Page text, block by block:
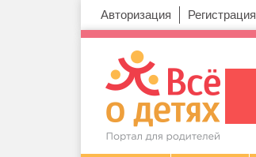
Авторизация Регистрация